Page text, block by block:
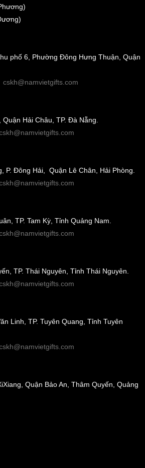
phố 6, Phường Đông Hưng Thuận, Quận
cskh@namvietgifts.com
Quận Hải Châu, TP. Đà Nẵng
P. Đông Hải, Quận Lê Chân, Hải Phòng
TP. Tam Kỳ, Tỉnh Quảng Nam
TP. Thái Nguyên, Tỉnh Thái Nguyên.
Linh, TP. Tuyên Quang, Tỉnh Tuyên
Quận Bảo An, Thâm Quyến, Quảng